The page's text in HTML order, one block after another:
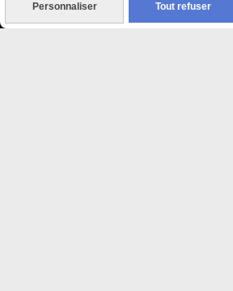
Paiement sécurisé
Personnaliser Tout refuser